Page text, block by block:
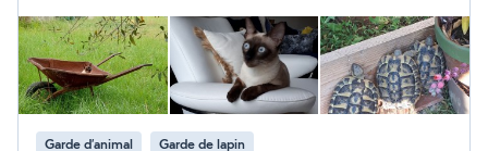
laissant mon appartement pour la garde de mon petit chat
Simba et j’ ai été plus que satisfait !! Je recommande Martine
sérieusement ! Encore merci beaucoup ☺️
Garde d’animal Garde de lapin